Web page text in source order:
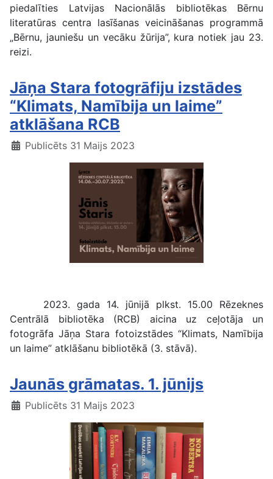
piedalīties Latvijas Nacionālās bibliotēkas Bērnu
literatūras centra lasīšanas veicināšanas programmā
„Bērnu, jauniešu un vecāku žūrija”, kura notiek jau 23.
reizi.
Jāņa Stara fotogrāfiju izstādes
“Klimats, Namībija un laime”
atklāšana RCB
Publicēts 31 Maijs 2023
2023. gada 14. jūnijā plkst. 15.00 Rēzeknes
Centrālā bibliotēka (RCB) aicina uz ceļotāja un
fotogrāfa Jāņa Stara fotoizstādes “Klimats, Namībija
un laime” atklāšanu bibliotēkā (3. stāvā).
Jaunās grāmatas. 1. jūnijs
Publicēts 31 Maijs 2023